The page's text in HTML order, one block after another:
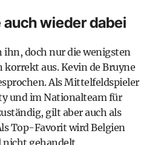
auch wieder dabei
ihn, doch nur die wenigsten
korrekt aus. Kevin de Bruyne
Als Mittelfeldspieler
und im Nationalteam für
gilt aber auch als
Top-Favorit wird Belgien